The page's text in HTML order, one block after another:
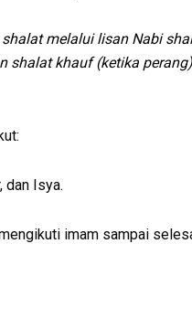
melalui lisan Nabi
shalatkhauf (ketika
dan Isya.
imam sampai